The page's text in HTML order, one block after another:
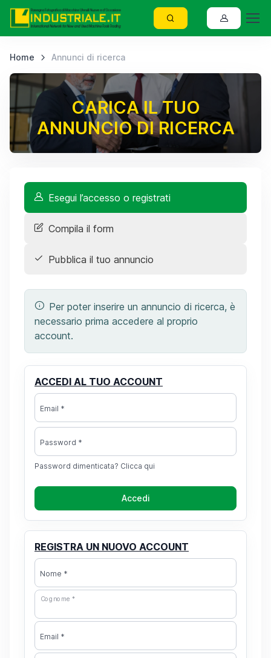
Home Annunci di ricerca
CARICA IL TUO
ANNUNCIO DI RICERCA
Esegui l’accesso o registrati
Compila il form
Pubblica il tuo annuncio
Per poter inserire un annuncio di ricerca, è
necessario prima accedere al proprio
account.
ACCEDI AL TUO ACCOUNT
Email *
Password *
Password dimenticata? Clicca qui
Accedi
REGISTRA UN NUOVO ACCOUNT
Nome *
Cognome *
Email *